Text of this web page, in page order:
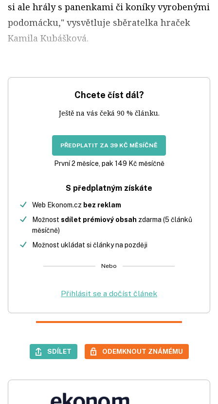
si ale hrály s panenkami či koníky vyrobenými
podomácku," vysvětluje sběratelka hraček
Kamila Kubášková.
Chcete číst dál?
Ještě na vás čeká 90 % článku.
PŘEDPLATIT ZA 39 KČ MĚSÍČNĚ
První 2 měsíce, pak 149 Kč měsíčně
S předplatným získáte
Web Ekonom.cz bez reklam
Možnost sdílet prémiový obsah zdarma (5 článků
měsíčně)
Možnost ukládat si články na později
Nebo
Přihlásit se a dočíst článek
SDÍLET ODEMKNOUT ZNÁMÉMU